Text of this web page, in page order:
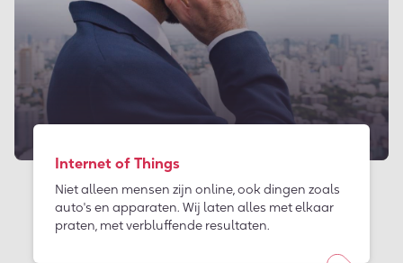
Internet of Things
Niet alleen mensen zijn online, ook dingen zoals
auto's en apparaten. Wij laten alles met elkaar
praten, met verbluffende resultaten.